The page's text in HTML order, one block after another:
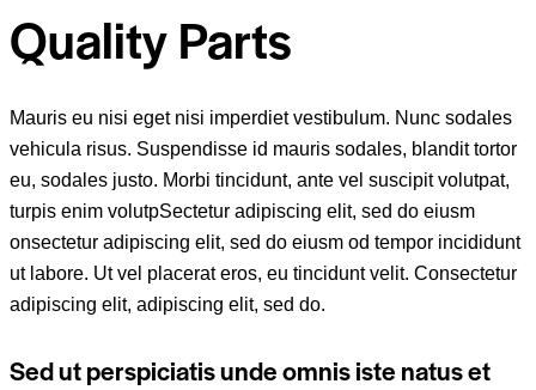
Quality Parts
Mauris eu nisi eget nisi imperdiet vestibulum. Nunc sodales
vehicula risus. Suspendisse id mauris sodales, blandit tortor
eu, sodales justo. Morbi tincidunt, ante vel suscipit volutpat,
turpis enim volutpSectetur adipiscing elit, sed do eiusm
onsectetur adipiscing elit, sed do eiusm od tempor incididunt
ut labore. Ut vel placerat eros, eu tincidunt velit. Consectetur
adipiscing elit, adipiscing elit, sed do.
Sed ut perspiciatis unde omnis iste natus et